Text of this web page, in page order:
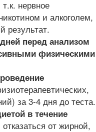
т.к. нервное
и алкоголем,
результат.
перед анализом
физическими
за 3-4 дня до теста.
в течение
отказаться от жирной,